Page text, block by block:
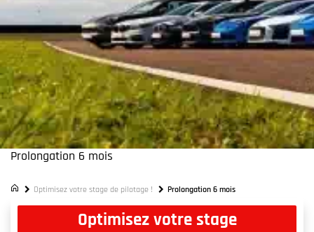
Prolongation 6 mois
Optimisez votre stage de pilotage ! Prolongation 6 mois
Optimisez votre stage